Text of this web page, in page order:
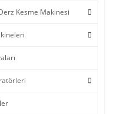
Kesme Makinesi